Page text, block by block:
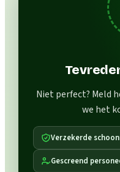
Niet perfect? Meld
we het
Verzekerde
Gescreend